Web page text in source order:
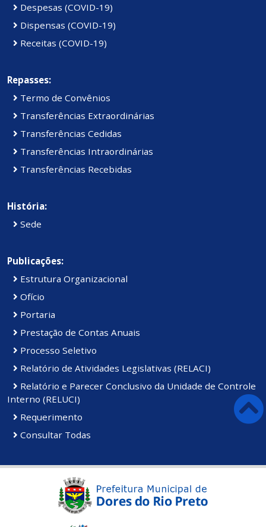
Despesas (COVID-19)
Dispensas (COVID-19)
Receitas (COVID-19)
Repasses:
Termo de Convênios
Transferências Extraordinárias
Transferências Cedidas
Transferências Intraordinárias
Transferências Recebidas
História:
Sede
Publicações:
Estrutura Organizacional
Ofício
Portaria
Prestação de Contas Anuais
Processo Seletivo
Relatório de Atividades Legislativas (RELACI)
Relatório e Parecer Conclusivo da Unidade de Controle
Interno (RELUCI)
Requerimento
Consultar Todas